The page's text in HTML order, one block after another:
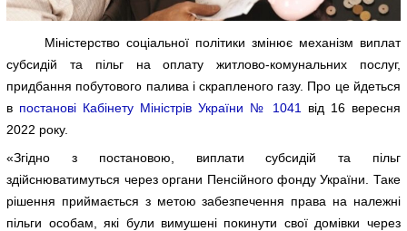
Міністерство соціальної політики змінює механізм виплат
субсидій та пільг на оплату житлово-комунальних послуг,
придбання побутового палива і скрапленого газу. Про це йдеться
в постанові Кабінету Міністрів України № 1041
від 16 вересня
2022 року.
«Згідно з постановою, виплати субсидій та пільг
здійснюватимуться через органи Пенсійного фонду України. Таке
рішення приймається з метою забезпечення права на належні
пільги особам, які були вимушені покинути свої домівки через